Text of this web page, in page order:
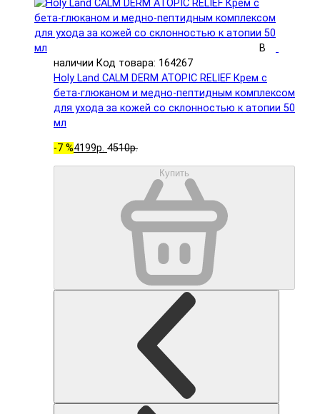
В
наличии Код товара: 164267
Holy Land CALM DERM ATOPIC RELIEF Крем с
бета-глюканом и медно-пептидным комплексом
для ухода за кожей со склонностью к атопии 50
мл
-7 %4199р. 4510р.
Купить